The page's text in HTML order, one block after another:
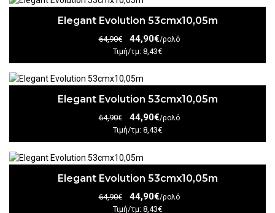
Elegant Evolution 53cmx10,05m
64,90€ 44,90€/ρολό
Τιμή/τμ: 8,43€
Elegant Evolution 53cmx10,05m
64,90€ 44,90€/ρολό
Τιμή/τμ: 8,43€
Elegant Evolution 53cmx10,05m
64,90€ 44,90€/ρολό
Τιμή/τμ: 8,43€